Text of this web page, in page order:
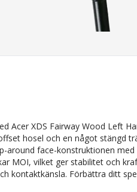
Acer XDS Fairway Wood Left
hosel och en något stängd
around face-konstruktionen
MOI, vilket ger stabilitet och
kontaktkänsla. Förbättra ditt